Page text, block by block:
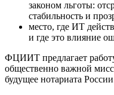
законом льготы:
стабильность и
место, где ИТ
и где это влияние
ФЦИИТ предлагает
общественно важной
будущее нотариата